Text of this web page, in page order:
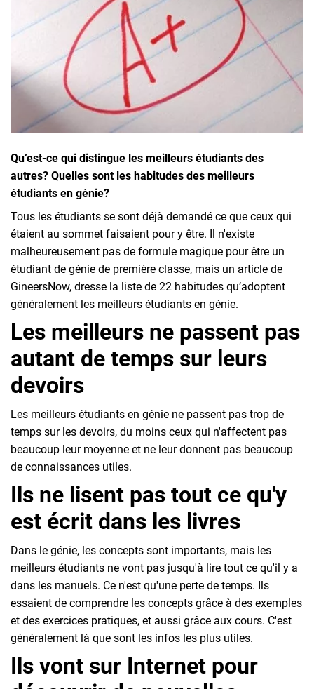
Inscrivez-vous à l'infolettre
Employeurs
Publiez une offre d'emploi
Qu’est-ce qui distingue les meilleurs étudiants des
autres? Quelles sont les habitudes des meilleurs
étudiants en génie?
Tous les étudiants se sont déjà demandé ce que ceux qui
étaient au sommet faisaient pour y être. Il n'existe
malheureusement pas de formule magique pour être un
étudiant de génie de première classe, mais un article de
GineersNow, dresse la liste de 22 habitudes qu’adoptent
généralement les meilleurs étudiants en génie.
Les meilleurs ne passent pas
autant de temps sur leurs
devoirs
Les meilleurs étudiants en génie ne passent pas trop de
temps sur les devoirs, du moins ceux qui n'affectent pas
beaucoup leur moyenne et ne leur donnent pas beaucoup
de connaissances utiles.
Ils ne lisent pas tout ce qu'y
est écrit dans les livres
Dans le génie, les concepts sont importants, mais les
meilleurs étudiants ne vont pas jusqu'à lire tout ce qu'il y a
dans les manuels. Ce n'est qu'une perte de temps. Ils
essaient de comprendre les concepts grâce à des exemples
et des exercices pratiques, et aussi grâce aux cours. C'est
généralement là que sont les infos les plus utiles.
Ils vont sur Internet pour